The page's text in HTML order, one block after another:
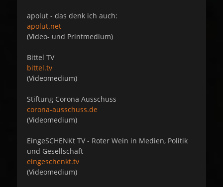
apolut - das denk ich auch:
apolut.net
(Video- und Printmedium)
Bittel TV
bittel.tv
(Videomedium)
Stiftung Corona Ausschuss
corona-ausschuss.de
(Videomedium)
EingeSCHENKt TV - Roter Wein in Medien, Politik
und Gesellschaft
eingeschenkt.tv
(Videomedium)